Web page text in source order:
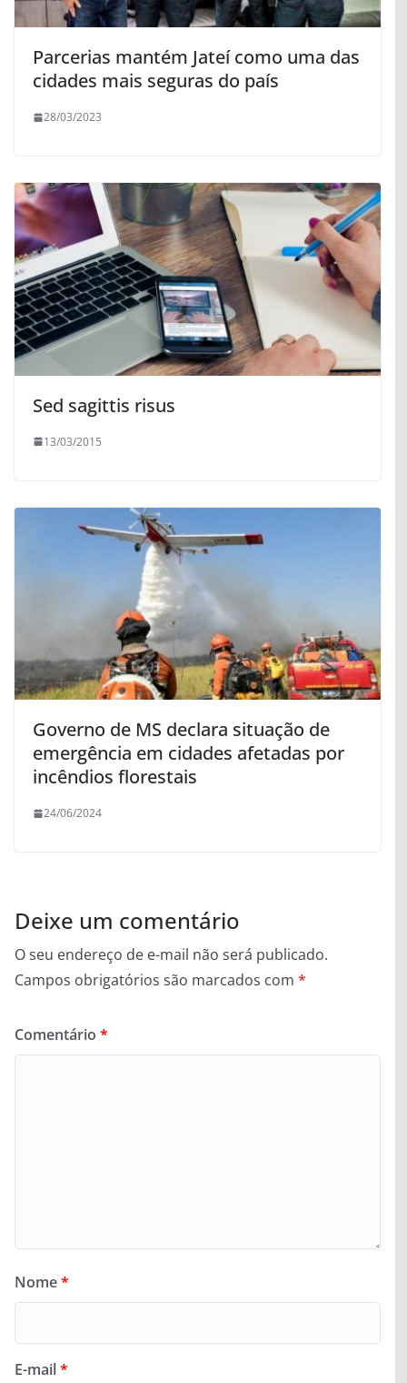
Parcerias mantém Jateí como uma das
cidades mais seguras do país
28/03/2023
Sed sagittis risus
13/03/2015
Governo de MS declara situação de
emergência em cidades afetadas por
incêndios florestais
24/06/2024
Deixe um comentário
O seu endereço de e-mail não será publicado.
Campos obrigatórios são marcados com *
Comentário *
Nome*
E-mail*